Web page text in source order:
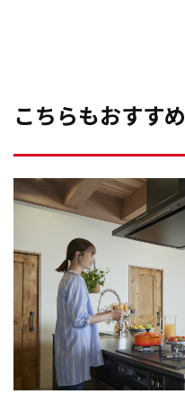
こちらもおすすめ